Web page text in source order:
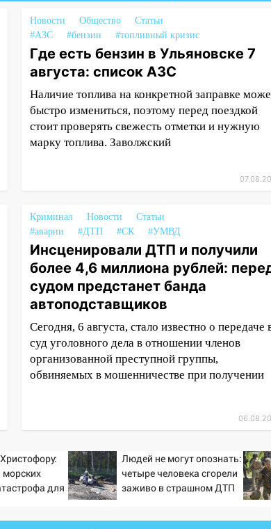
Новости Общество
Статьи
#АЗС
#бензин #топливный кризис
Где есть бензин в Ульяновске 7
августа: список АЗС
Наличие топлива на конкретной заправке
быстро измениться, поэтому перед поездкой
стоит проверять свежесть отметки и нужную
марку топлива. Заволжский
Криминал Новости
Статьи
#аварии
#ДТП #СК #УМВД
Инсценировали ДТП и получили
более 4,6 миллиона рублей:
судом предстанет банда
автоподставщиков
Сегодня, 6 августа, стало известно о передаче
суд уголовного дела в отношении членов
организованной преступной группы,
обвиняемых в мошенничестве при получении
морских
для
Людей не могут опознать:
четыре человека сгорели
заживо в страшном ДТП